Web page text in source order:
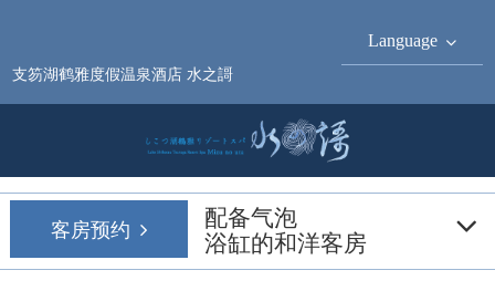
支笏湖鹤雅度假温泉酒店 水之謌
Language
客房预约
配备气泡
浴缸的和洋客房